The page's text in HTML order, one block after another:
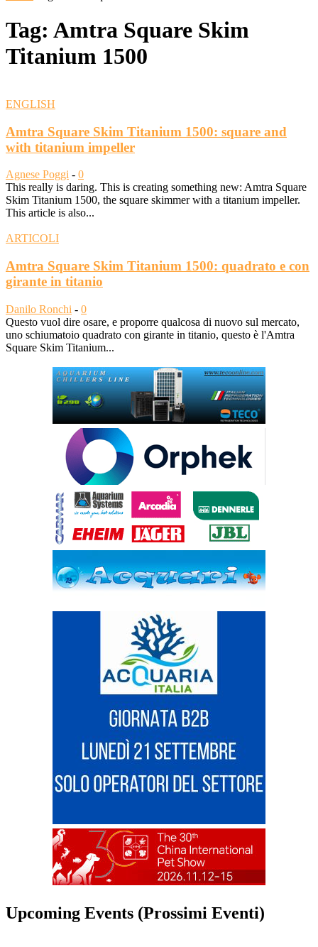
Tag: Amtra Square Skim
Titanium 1500
ENGLISH
Amtra Square Skim Titanium 1500: square and
with titanium impeller
Agnese Poggi - 0
This really is daring. This is creating something new: Amtra Square
Skim Titanium 1500, the square skimmer with a titanium impeller.
This article is also...
ARTICOLI
Amtra Square Skim Titanium 1500: quadrato e con
girante in titanio
Danilo Ronchi - 0
Questo vuol dire osare, e proporre qualcosa di nuovo sul mercato,
uno schiumatoio quadrato con girante in titanio, questo è l'Amtra
Square Skim Titanium...
Upcoming Events (Prossimi Eventi)